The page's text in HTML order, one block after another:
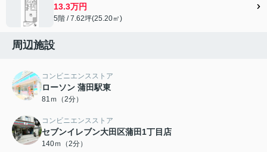
13.3万円
5階 / 7.62坪(25.20㎡)
周辺施設
コンビニエンスストア
ローソン 蒲田駅東
81ｍ（2分）
コンビニエンスストア
セブンイレブン大田区蒲田1丁目店
140ｍ（2分）